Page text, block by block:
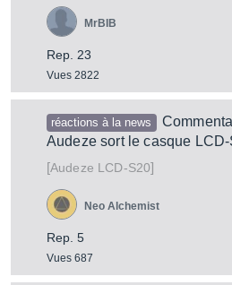
Rep. 23
Vues 2822
MrBIB
réactions à la news
Audeze sort le casque
[Audeze LCD-S20]
Rep. 5
Vues 687
Neo Alchemist